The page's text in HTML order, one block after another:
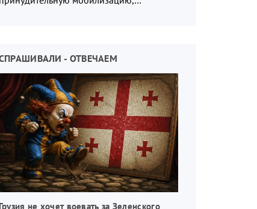
- ОТВЕЧАЕМ
Грузия не хочет воевать за Зеленского